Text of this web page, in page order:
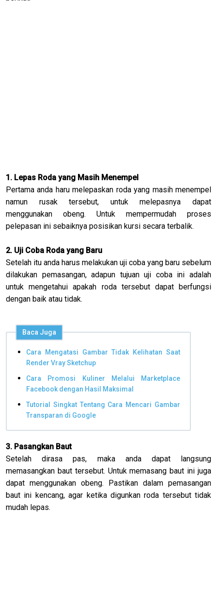
1. Lepas Roda yang Masih Menempel
Pertama anda haru melepaskan roda yang masih menempel
namun rusak tersebut, untuk melepasnya dapat
menggunakan obeng. Untuk mempermudah proses
pelepasan ini sebaiknya posisikan kursi secara terbalik.
2. Uji Coba Roda yang Baru
Setelah itu anda harus melakukan uji coba yang baru sebelum
dilakukan pemasangan, adapun tujuan uji coba ini adalah
untuk mengetahui apakah roda tersebut dapat berfungsi
dengan baik atau tidak.
Baca Juga
Cara Mengatasi Gambar Tidak Kelihatan Saat
Render Vray Sketchup
Cara Promosi Kuliner Melalui Marketplace
Facebook dengan Hasil Maksimal
Tutorial Singkat Tentang Cara Mencari Gambar
Transparan di Google
3. Pasangkan Baut
Setelah dirasa pas, maka anda dapat langsung
memasangkan baut tersebut. Untuk memasang baut ini juga
dapat menggunakan obeng. Pastikan dalam pemasangan
baut ini kencang, agar ketika digunkan roda tersebut tidak
mudah lepas.